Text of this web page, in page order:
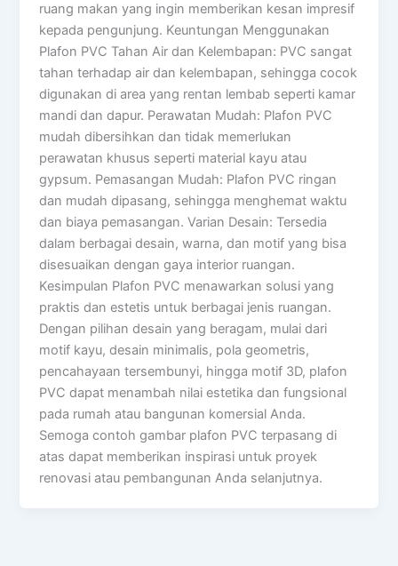
ruang makan yang ingin memberikan kesan impresif
kepada pengunjung. Keuntungan Menggunakan
Plafon PVC Tahan Air dan Kelembapan: PVC sangat
tahan terhadap air dan kelembapan, sehingga cocok
digunakan di area yang rentan lembab seperti kamar
mandi dan dapur. Perawatan Mudah: Plafon PVC
mudah dibersihkan dan tidak memerlukan
perawatan khusus seperti material kayu atau
gypsum. Pemasangan Mudah: Plafon PVC ringan
dan mudah dipasang, sehingga menghemat waktu
dan biaya pemasangan. Varian Desain: Tersedia
dalam berbagai desain, warna, dan motif yang bisa
disesuaikan dengan gaya interior ruangan.
Kesimpulan Plafon PVC menawarkan solusi yang
praktis dan estetis untuk berbagai jenis ruangan.
Dengan pilihan desain yang beragam, mulai dari
motif kayu, desain minimalis, pola geometris,
pencahayaan tersembunyi, hingga motif 3D, plafon
PVC dapat menambah nilai estetika dan fungsional
pada rumah atau bangunan komersial Anda.
Semoga contoh gambar plafon PVC terpasang di
atas dapat memberikan inspirasi untuk proyek
renovasi atau pembangunan Anda selanjutnya.